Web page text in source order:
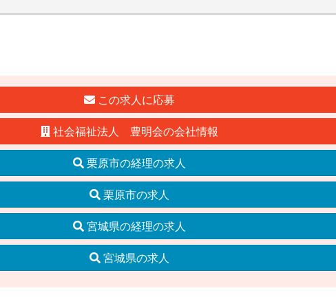
この求人に応募
社会福祉法人 豊明会の会社情報
栗原市の経理の求人
栗原市の求人
宮城県の経理の求人
宮城県の求人